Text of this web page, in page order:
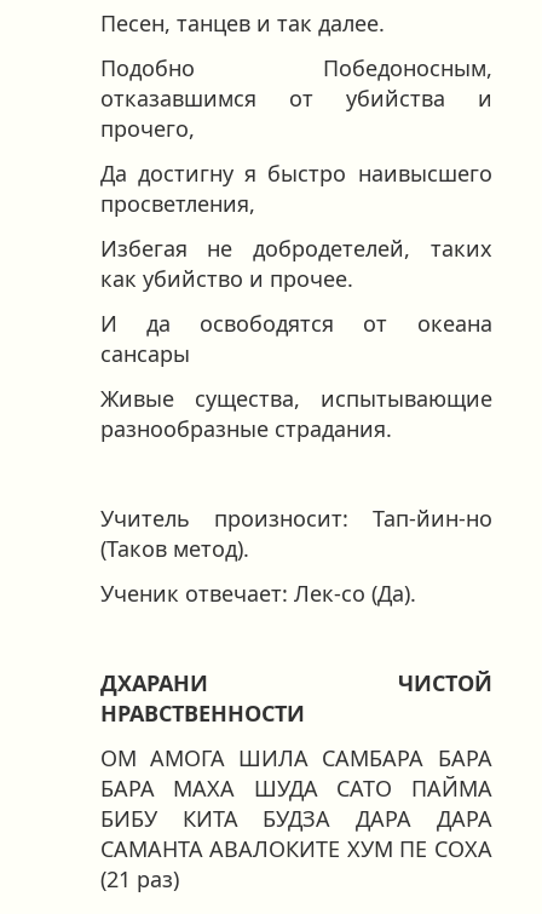
Песен, танцев и так далее.
Подобно Победоносным,
отказавшимся от убийства и
прочего,
Да достигну я быстро наивысшего
просветления,
Избегая не добродетелей, таких
как убийство и прочее.
И да освободятся от океана
сансары
Живые существа, испытывающие
разнообразные страдания.
Учитель произносит: Тап-йин-но
(Таков метод).
Ученик отвечает: Лек-со (Да).
ДХАРАНИ ЧИСТОЙ
НРАВСТВЕННОСТИ
ОМ АМОГА ШИЛА САМБАРА БАРА
БАРА МАХА ШУДА САТО ПАЙМА
БИБУ КИТА БУДЗА ДАРА ДАРА
САМАНТА АВАЛОКИТЕ ХУМ ПЕ СОХА
(21 раз)